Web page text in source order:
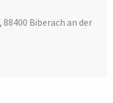
Biberach an der